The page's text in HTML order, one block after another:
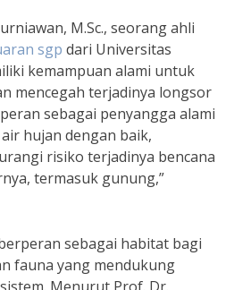
M.Sc., seorang ahli
sgp dari Universitas
kemampuan alami untuk
mencegah terjadinya longsor
sebagai penyangga alami
hujan dengan baik,
risiko terjadinya bencana
termasuk gunung,”
sebagai habitat bagi
fauna yang mendukung